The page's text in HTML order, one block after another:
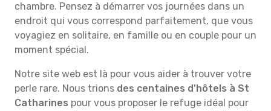
chambre. Pensez à démarrer vos journées dans un
endroit qui vous correspond parfaitement, que vous
voyagiez en solitaire, en famille ou en couple pour un
moment spécial.
Notre site web est là pour vous aider à trouver votre
perle rare. Nous trions des centaines d'hôtels à St
Catharines pour vous proposer le refuge idéal pour